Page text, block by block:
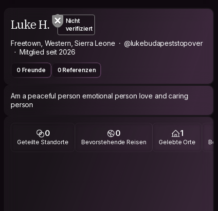
Luke H.
Nicht
verifiziert
Freetown, Western, Sierra Leone
@lukebudapeststopover
Mitglied seit 2026
0 Freunde 0 Referenzen
Am a peaceful person emotional person love and caring
person
0
Geteilte Standorte
0
Bevorstehende Reisen
1
Gelebte Orte